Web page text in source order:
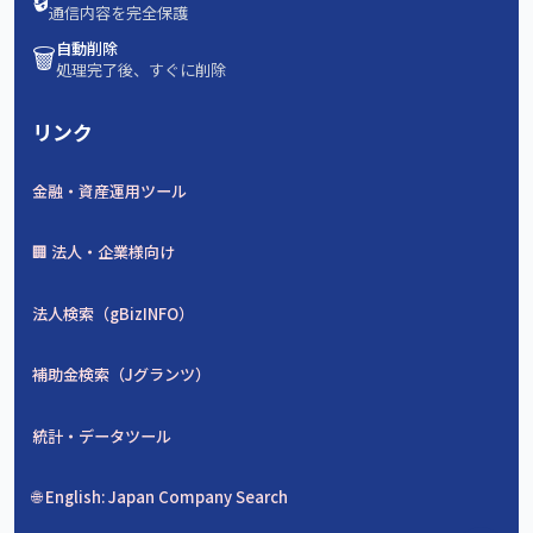
通信内容を完全保護
🗑️自動削除
処理完了後、すぐに削除
リンク
金融・資産運用ツール
🏢 法人・企業様向け
法人検索（gBizINFO）
補助金検索（Jグランツ）
統計・データツール
🌐 English: Japan Company Search